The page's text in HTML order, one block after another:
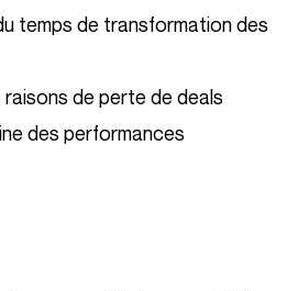
temps de transformation des
de perte de deals
des performances